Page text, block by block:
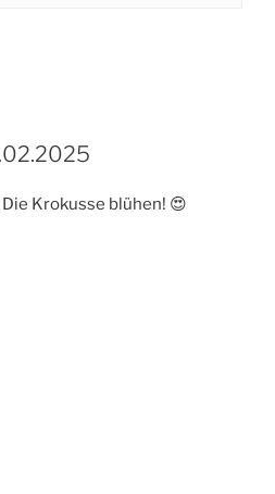
Krokusse blühen! 😍